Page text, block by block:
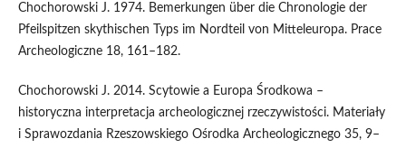
Chochorowski J. 1974. Bemerkungen über die Chronologie der
Pfeilspitzen skythischen Typs im Nordteil von Mitteleuropa. Prace
Archeologiczne 18, 161–182.
Chochorowski J. 2014. Scytowie a Europa Środkowa –
historyczna interpretacja archeologicznej rzeczywistości. Materiały
i Sprawozdania Rzeszowskiego Ośrodka Archeologicznego 35, 9–